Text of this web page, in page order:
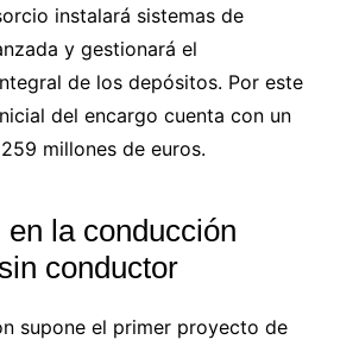
instalará sistemas de
y gestionará el
de los depósitos. Por este
del encargo cuenta con un
millones de euros.
en la conducción
conductor
supone el primer proyecto de